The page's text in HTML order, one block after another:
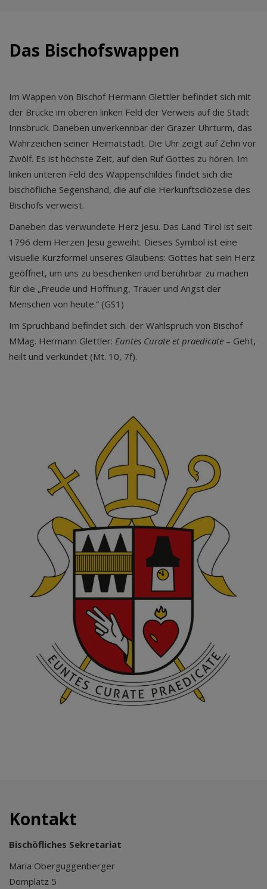
Das Bischofswappen
Im Wappen von Bischof Hermann Glettler befindet sich mit
der Brücke im oberen linken Feld der Verweis auf die Stadt
Innsbruck. Daneben unverkennbar der Grazer Uhrturm, das
Wahrzeichen seiner Heimatstadt. Die Uhr zeigt auf Zehn vor
Zwölf. Es ist höchste Zeit, auf den Ruf Gottes zu hören. Im
linken unteren Feld des Wappenschildes findet sich die
bischöfliche Segenshand, die auf die Herkunftsdiözese des
Bischofs verweist.
Daneben das verwundete Herz Jesu. Das Land Tirol ist seit
1796 dem Herzen Jesu geweiht. Dieses Symbol ist eine
visuelle Kurzformel unseres Glaubens: Gottes hat sein Herz
geöffnet, um uns zu beschenken und berührbar zu machen
für die „Freude und Hoffnung, Trauer und Angst der
Menschen von heute.“ (GS1)
Im Spruchband befindet sich. der Wahlspruch von Bischof
MMag. Hermann Glettler: Euntes Curate et praedicate – Geht,
heilt und verkündet (Mt. 10, 7f).
Kontakt
Bischöfliches Sekretariat
Maria Oberguggenberger
Domplatz 5